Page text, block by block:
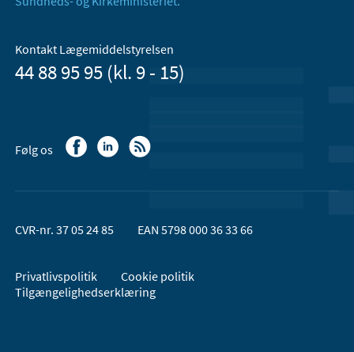
Kontakt Lægemiddelstyrelsen
44 88 95 95 (kl. 9 - 15)
Følg os
CVR-nr. 37 05 24 85 EAN 5798 000 36 33 66
Privatlivspolitik
Cookie politik
Tilgængelighedserklæring